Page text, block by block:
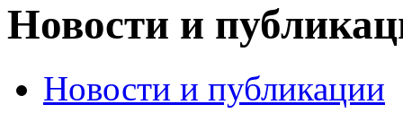
Новости и
Новости и публикации